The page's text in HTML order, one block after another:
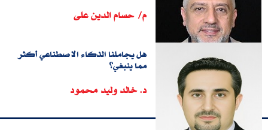
م/ حسام الدين على
هل يجاملنا الذكاء الاصطناعي أكثر
مما ينبغي؟
د. خالد وليد محمود